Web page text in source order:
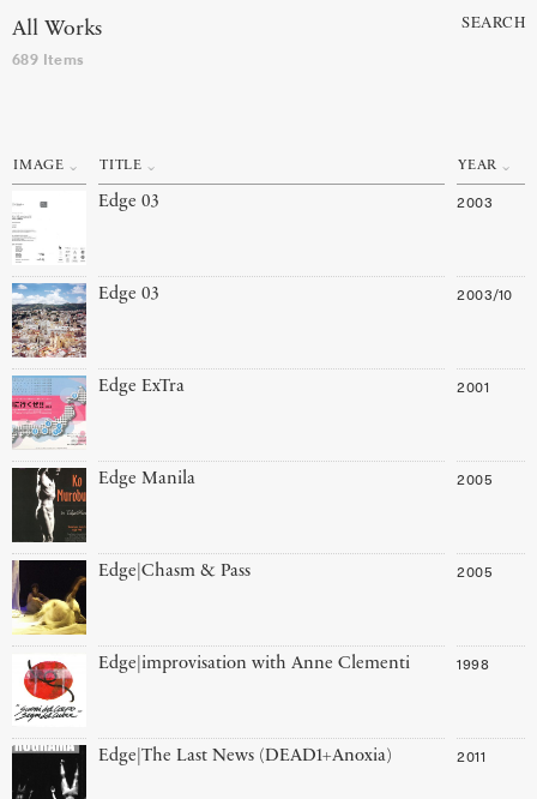
All Works
689 Items
SEARCH
IMAGE TITLE YEAR
Edge 03 2003
Edge 03 2003/10
Edge ExTra 2001
Edge Manila 2005
Edge|Chasm & Pass 2005
Edge|improvisation with Anne Clementi 1998
Edge|The Last News (DEAD1+Anoxia) 2011